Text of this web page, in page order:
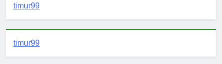
timur99
timur99